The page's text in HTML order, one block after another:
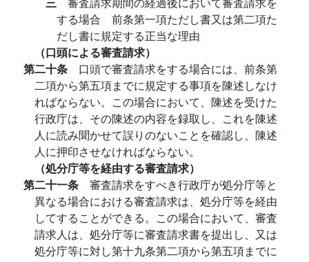
する場合 前条第一項ただし書又は第二項た
だし書に規定する正当な理由
（口頭による審査請求）
第二十条 口頭で審査請求をする場合には、前条第
二項から第五項までに規定する事項を陳述しなけ
ればならない。この場合において、陳述を受けた
行政庁は、その陳述の内容を録取し、これを陳述
人に読み聞かせて誤りのないことを確認し、陳述
人に押印させなければならない。
（処分庁等を経由する審査請求）
第二十一条 審査請求をすべき行政庁が処分庁等と
異なる場合における審査請求は、処分庁等を経由
してすることができる。この場合において、審査
請求人は、処分庁等に審査請求書を提出し、又は
処分庁等に対し第十九条第二項から第五項までに